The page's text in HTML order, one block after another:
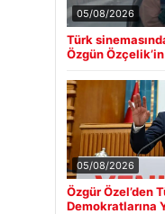
05/08/2026
Türk
Özgün
05/08/2026
Özgür Özel’den
Demokratlarına